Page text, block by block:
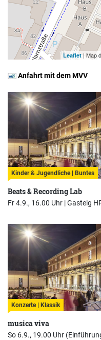
Leaflet | Map
Anfahrt mit dem MVV
Kinder & Jugendliche | Buntes
Beats & Recording Lab
Fr 4.9., 16.00 Uhr |Gasteig
Konzerte | Klassik
musica viva
So 6.9., 19.00 Uhr